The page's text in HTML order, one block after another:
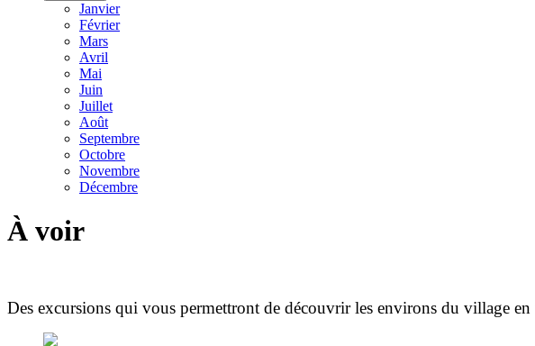
Janvier
Février
Mars
Avril
Mai
Juin
Juillet
Août
Septembre
Octobre
Novembre
Décembre
À voir
Des excursions qui vous permettront de découvrir les environs du village